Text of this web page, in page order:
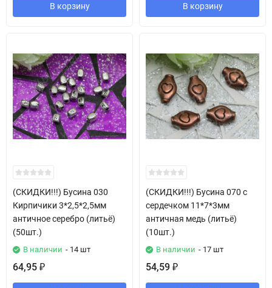
В корзину В корзину
(СКИДКИ!!!) Бусина 030
Кирпичики 3*2,5*2,5мм
античное серебро (литьё)
(50шт.)
В наличии - 14 шт
64,95 ₽
(СКИДКИ!!!) Бусина 070 с
сердечком 11*7*3мм
античная медь (литьё)
(10шт.)
В наличии - 17 шт
54,59 ₽